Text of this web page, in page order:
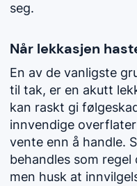
seg.
Når lekkasjen
En av de vanligste
til tak, er en akutt
kan raskt gi
innvendige
vente enn å handle.
behandles som
men husk at